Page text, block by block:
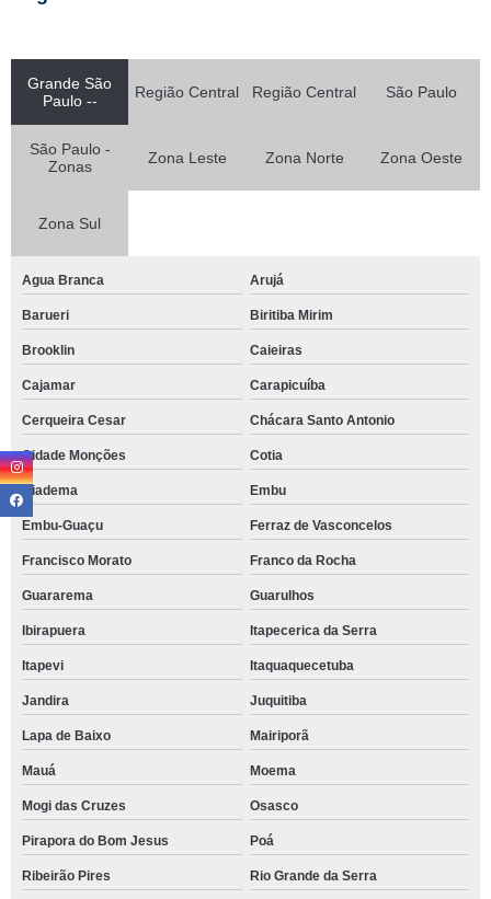
Grande São
Paulo --
Região Central Região Central São Paulo
São Paulo -
Zonas
Zona Leste Zona Norte Zona Oeste
Zona Sul
Agua Branca Arujá
Barueri Biritiba Mirim
Brooklin Caieiras
Cajamar Carapicuíba
Cerqueira Cesar Chácara Santo Antonio
Cidade Monções Cotia
Diadema Embu
Embu-Guaçu Ferraz de Vasconcelos
Francisco Morato Franco da Rocha
Guararema Guarulhos
Ibirapuera Itapecerica da Serra
Itapevi Itaquaquecetuba
Jandira Juquitiba
Lapa de Baixo Mairiporã
Mauá Moema
Mogi das Cruzes Osasco
Pirapora do Bom Jesus Poá
Ribeirão Pires Rio Grande da Serra